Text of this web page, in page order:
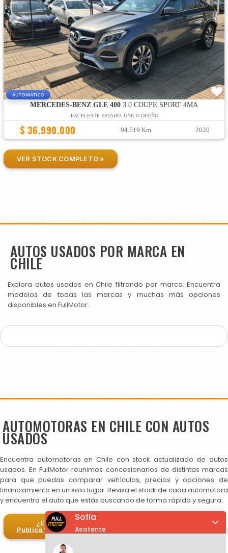
AUTOMATICO
MERCEDES-BENZ GLE 4003.0 COUPE SPORT 4MA
EXCELENTE ESTADO. UNICO DUEÑO.
$ 36.990.000 94.519 Km 2020
VER STOCK COMPLETO »
AUTOS USADOS POR MARCA EN
CHILE
Explora autos usados en Chile filtrando por marca. Encuentra
modelos de todas las marcas y muchas más opciones
disponibles en FullMotor.
AUTOMOTORAS EN CHILE CON AUTOS
USADOS
Encuentra automotoras en Chile con stock actualizado de autos
usados. En FullMotor reunimos concesionarios de distintas marcas
para que puedas comparar vehículos, precios y opciones de
financiamiento en un solo lugar. Revisa el stock de cada automotora
y encuentra el auto que estás buscando de forma rápida y segura.
¿Eres automotora?
Publica tus autos en FullMotor
Sofia
Asistente